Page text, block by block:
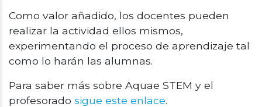
Como valor añadido, los docentes pueden
realizar la actividad ellos mismos,
experimentando el proceso de aprendizaje tal
como lo harán las alumnas.
Para saber más sobre Aquae STEM y el
profesorado sigue este enlace.